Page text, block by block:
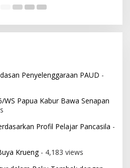
Penyelenggaraan PAUD -
Papua Kabur Bawa Senapan
Profil Pelajar Pancasila -
Krueng- 4,183 views